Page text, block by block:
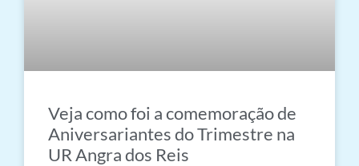
Veja como foi a comemoração de
Aniversariantes do Trimestre na
UR Angra dos Reis